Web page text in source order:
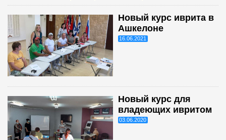
Новый курс иврита в
Ашкелоне
16.06.2021
Новый курс для
владеющих ивритом
03.06.2020